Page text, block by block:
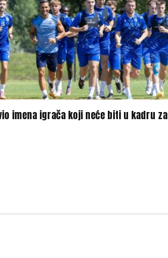
imena igrača koji neće biti u kadru za